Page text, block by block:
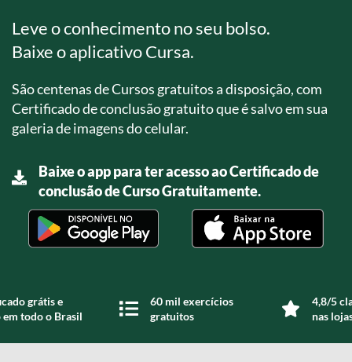
Leve o conhecimento no seu bolso.
Baixe o aplicativo Cursa.
São centenas de Cursos gratuitos a disposição, com
Certificado de conclusão gratuito que é salvo em sua
galeria de imagens do celular.
Baixe o app para ter acesso ao Certificado de
conclusão de Curso Gratuitamente.
grátis e
todo o Brasil
60 mil exercícios
gratuitos
4,8/5
nas